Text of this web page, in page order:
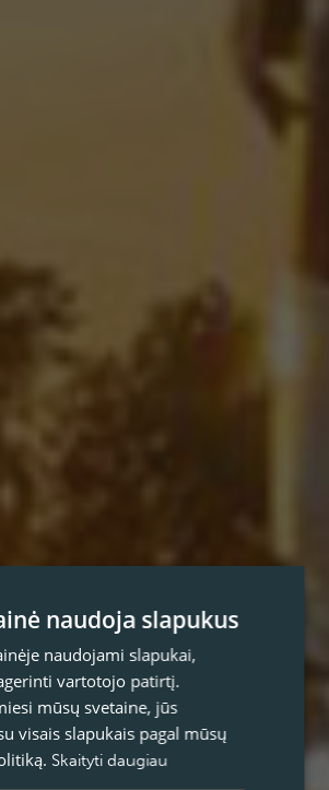
naudoja slapukus
naudojami slapukai,
vartotojo patirtį.
mūsų svetaine, jūs
visais slapukais pagal mūsų
Skaityti daugiau